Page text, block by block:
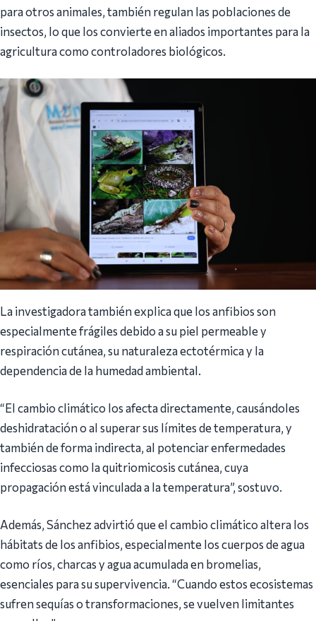
para otros animales, también regulan las poblaciones de
insectos, lo que los convierte en aliados importantes para la
agricultura como controladores biológicos.
La investigadora también explica que los anfibios son
especialmente frágiles debido a su piel permeable y
respiración cutánea, su naturaleza ectotérmica y la
dependencia de la humedad ambiental.
“El cambio climático los afecta directamente, causándoles
deshidratación o al superar sus límites de temperatura, y
también de forma indirecta, al potenciar enfermedades
infecciosas como la quitriomicosis cutánea, cuya
propagación está vinculada a la temperatura”, sostuvo.
Además, Sánchez advirtió que el cambio climático altera los
hábitats de los anfibios, especialmente los cuerpos de agua
como ríos, charcas y agua acumulada en bromelias,
esenciales para su supervivencia. “Cuando estos ecosistemas
sufren sequías o transformaciones, se vuelven limitantes